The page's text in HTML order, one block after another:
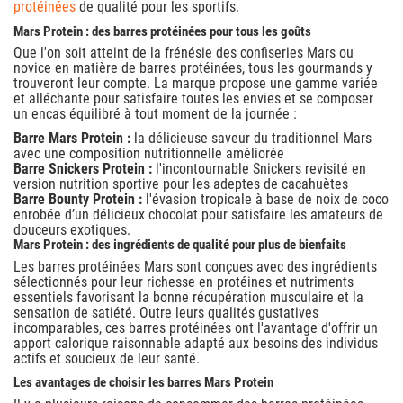
protéinées de qualité pour les sportifs.
Mars Protein : des barres protéinées pour tous les goûts
Que l'on soit atteint de la frénésie des confiseries Mars ou
novice en matière de barres protéinées, tous les gourmands y
trouveront leur compte. La marque propose une gamme variée
et alléchante pour satisfaire toutes les envies et se composer
un encas équilibré à tout moment de la journée :
Barre Mars Protein : la délicieuse saveur du traditionnel Mars
avec une composition nutritionnelle améliorée
Barre Snickers Protein : l'incontournable Snickers revisité en
version nutrition sportive pour les adeptes de cacahuètes
Barre Bounty Protein : l'évasion tropicale à base de noix de coco
enrobée d’un délicieux chocolat pour satisfaire les amateurs de
douceurs exotiques.
Mars Protein : des ingrédients de qualité pour plus de bienfaits
Les barres protéinées Mars sont conçues avec des ingrédients
sélectionnés pour leur richesse en protéines et nutriments
essentiels favorisant la bonne récupération musculaire et la
sensation de satiété. Outre leurs qualités gustatives
incomparables, ces barres protéinées ont l'avantage d'offrir un
apport calorique raisonnable adapté aux besoins des individus
actifs et soucieux de leur santé.
Les avantages de choisir les barres Mars Protein